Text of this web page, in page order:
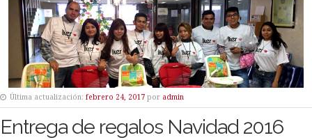
Última actualización: febrero 24, 2017 por admin
Entrega de regalos Navidad 2016